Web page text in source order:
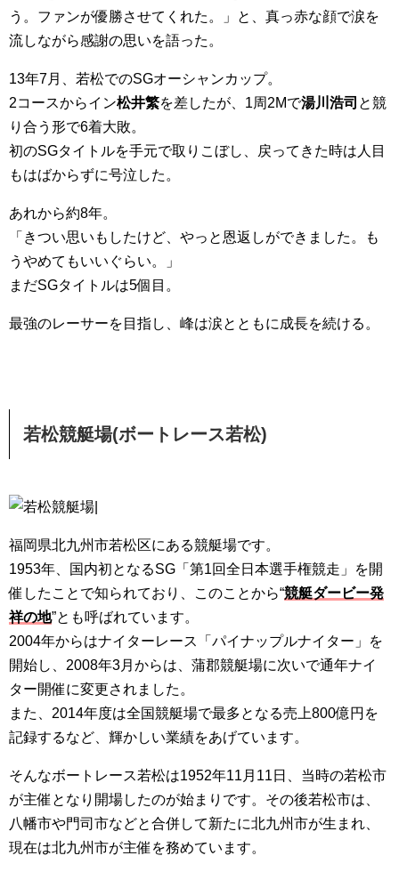
う。ファンが優勝させてくれた。」と、真っ赤な顔で涙を
流しながら感謝の思いを語った。
13年7月、若松でのSGオーシャンカップ。
2コースからイン松井繁を差したが、1周2Mで湯川浩司 と競
り合う形で6着大敗。
初のSGタイトルを手元で取りこぼし、戻ってきた時は人目
もはばからずに号泣した。
あれから約8年。
「きつい思いもしたけど、やっと恩返しができました。も
うやめてもいいぐらい。」
まだSGタイトルは5個目。
最強のレーサーを目指し、峰は涙とともに成長を続ける。
若松競艇場(ボートレース若松)
福岡県北九州市若松区にある競艇場です。
1953年、国内初となるSG「第1回全日本選手権競走」を開
催したことで知られており、このことから“競艇ダービー発
祥の地”とも呼ばれています。
2004年からはナイターレース「パイナップルナイター」を
開始し、2008年3月からは、蒲郡競艇場に次いで通年ナイ
ター開催に変更されました。
また、2014年度は全国競艇場で最多となる売上800億円を
記録するなど、輝かしい業績をあげています。
そんなボートレース若松は1952年11月11日、当時の若松市
が主催となり開場したのが始まりです。その後若松市は、
八幡市や門司市などと合併して新たに北九州市が生まれ、
現在は北九州市が主催を務めています。